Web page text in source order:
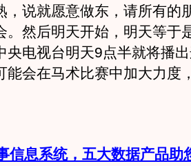
，说就愿意做东，请所有的
。然后明天开始，明天等于
央电视台明天9点半就将播
能会在马术比赛中加大力度
信息系统，五大数据产品助